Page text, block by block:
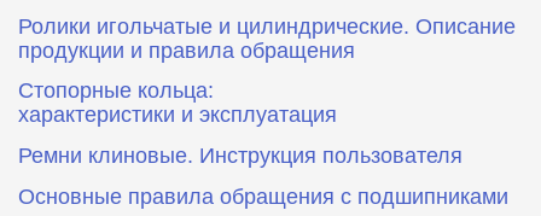
Ролики игольчатые и цилиндрические. Описание
продукции и правила обращения
Стопорные кольца:
характеристики и эксплуатация
Ремни клиновые. Инструкция пользователя
Основные правила обращения с подшипниками